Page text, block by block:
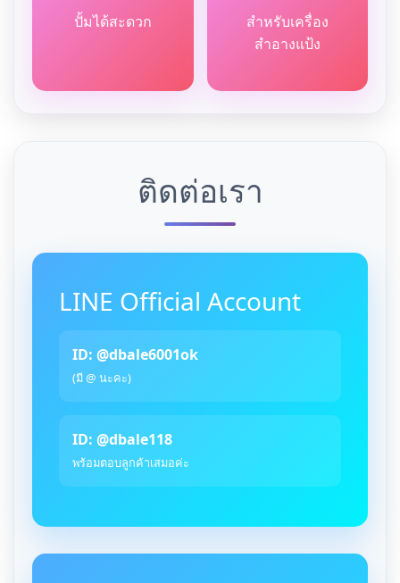
ปั้มได้สะดวก
สำหรับเครื่อง
สำอางแป้ง
ติดต่อเรา
LINE Official Account
ID: @dbale6001ok
(มี @ นะคะ)
ID: @dbale118
พร้อมตอบลูกค้าเสมอค่ะ